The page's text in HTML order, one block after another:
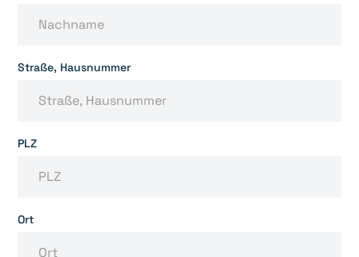
Straße, Hausnummer
PLZ
Ort